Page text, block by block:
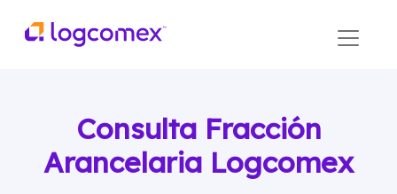
Consulta Fracción
Arancelaria Logcomex